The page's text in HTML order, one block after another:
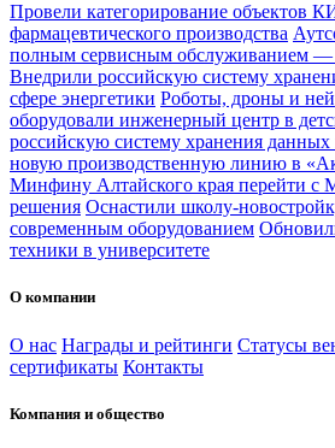
Провели категорирование объектов
фармацевтического производства
полным сервисным обслуживанием —
Внедрили российскую систему
сфере энергетики Роботы, дроны и
оборудовали инженерный центр в
российскую систему хранения данных
новую производственную линию в
Минфину Алтайского края перейти с
решения Оснастили школу-
современным оборудованием
техники в университете
О компании
О нас Награды и рейтинги Статусы
сертификаты Контакты
Компания и общество